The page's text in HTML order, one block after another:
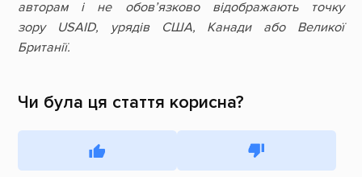
авторам і не обов’язково відображають точку
зору USAID, урядів США, Канади або Великої
Британії.
Чи була ця стаття корисна?